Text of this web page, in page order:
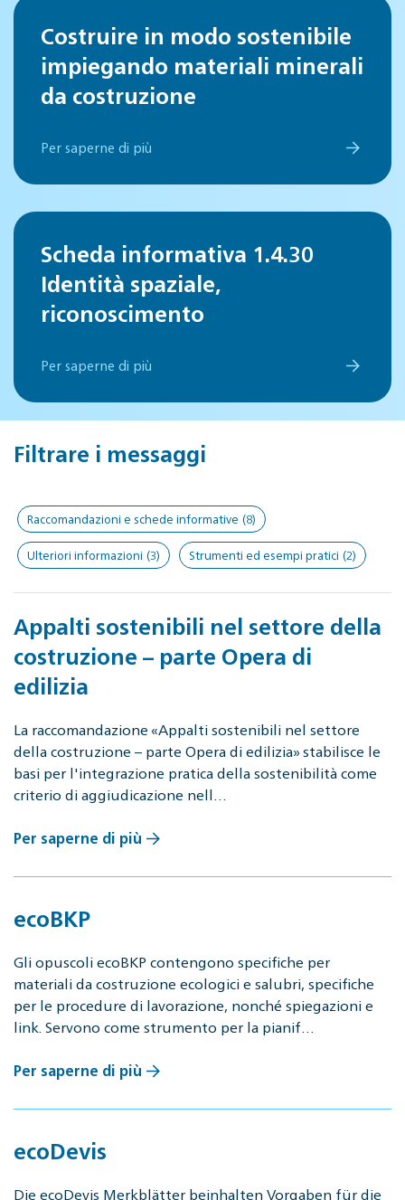
Costruire in modo sostenibile
impiegando materiali minerali
da costruzione
Per saperne di più
Scheda informativa 1.4.30
Identità spaziale,
riconoscimento
Per saperne di più
Filtrare i messaggi
Raccomandazioni e schede informative (8)
Ulteriori informazioni (3) Strumenti ed esempi pratici (2)
Appalti sostenibili nel settore della
costruzione – parte Opera di
edilizia
La raccomandazione «Appalti sostenibili nel settore
della costruzione – parte Opera di edilizia» stabilisce le
basi per l'integrazione pratica della sostenibilità come
criterio di aggiudicazione nell…
Per saperne di più
ecoBKP
Gli opuscoli ecoBKP contengono specifiche per
materiali da costruzione ecologici e salubri, specifiche
per le procedure di lavorazione, nonché spiegazioni e
link. Servono come strumento per la pianif…
Per saperne di più
ecoDevis
Die ecoDevis Merkblätter beinhalten Vorgaben für die